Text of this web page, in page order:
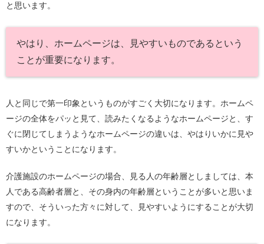
と思います。
やはり、ホームページは、見やすいものであるという
ことが重要になります。
人と同じで第一印象というものがすごく大切になります。ホームペ
ージの全体をパッと見て、読みたくなるようなホームページと、す
ぐに閉じてしまうようなホームページの違いは、やはりいかに見や
すいかということになります。
介護施設のホームページの場合、見る人の年齢層としましては、本
人である高齢者層と、その身内の年齢層ということが多いと思いま
すので、そういった方々に対して、見やすいようにすることが大切
になります。